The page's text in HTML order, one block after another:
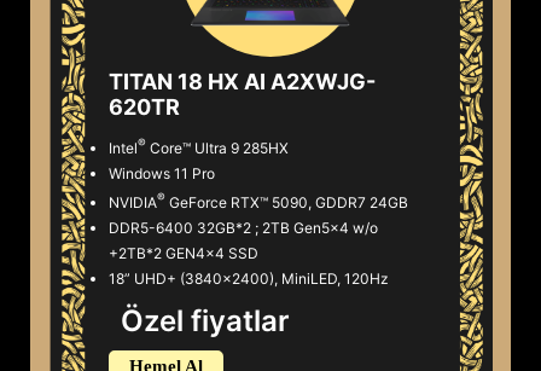
TITAN 18 HX AI A2XWJG-
620TR
Intel® Core™ Ultra 9 285HX
Windows 11 Pro
NVIDIA® GeForce RTX™ 5090, GDDR7 24GB
DDR5-6400 32GB*2 ; 2TB Gen5x4 w/o
+2TB*2 GEN4x4 SSD
18” UHD+ (3840x2400), MiniLED, 120Hz
Özel fiyatlar
Hemel Al
STOK VAR
STOK VAR
STOK VAR